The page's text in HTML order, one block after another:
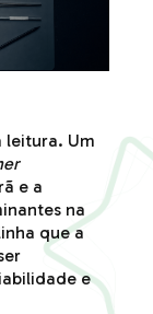
leitura. Um
e a
na
que a
e